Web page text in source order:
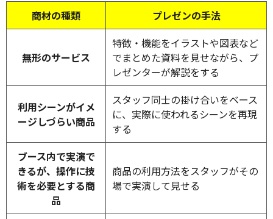
商材の種類
プレゼンの手法
無形のサービス
特徴・機能をイラストや図表など
でまとめた資料を見せながら、プ
レゼンターが解説をする
利用シーンがイメ
ージしづらい商品
スタッフ同士の掛け合いをベース
に、実際に使われるシーンを再現
する
ブース内で実演で
きるが、操作に技
術を必要とする商
品
商品の利用方法をスタッフがその
場で実演して見せる